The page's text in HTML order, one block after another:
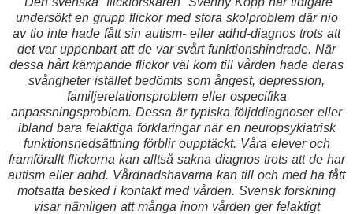
undersökt en grupp flickor med stora skolproblem där nio
av tio inte hade fått sin autism- eller adhd-diagnos trots att
det var uppenbart att de var svårt funktionshindrade. När
dessa hårt kämpande flickor väl kom till vården hade deras
svårigheter istället bedömts som ångest, depression,
familjerelationsproblem eller ospecifika
anpassningsproblem. Dessa är typiska följddiagnoser eller
ibland bara felaktiga förklaringar när en neuropsykiatrisk
funktionsnedsättning förblir oupptäckt. Våra elever och
framförallt flickorna kan alltså sakna diagnos trots att de har
autism eller adhd. Vårdnadshavarna kan till och med ha fått
motsatta besked i kontakt med vården. Svensk forskning
visar nämligen att många inom vården ger felaktigt